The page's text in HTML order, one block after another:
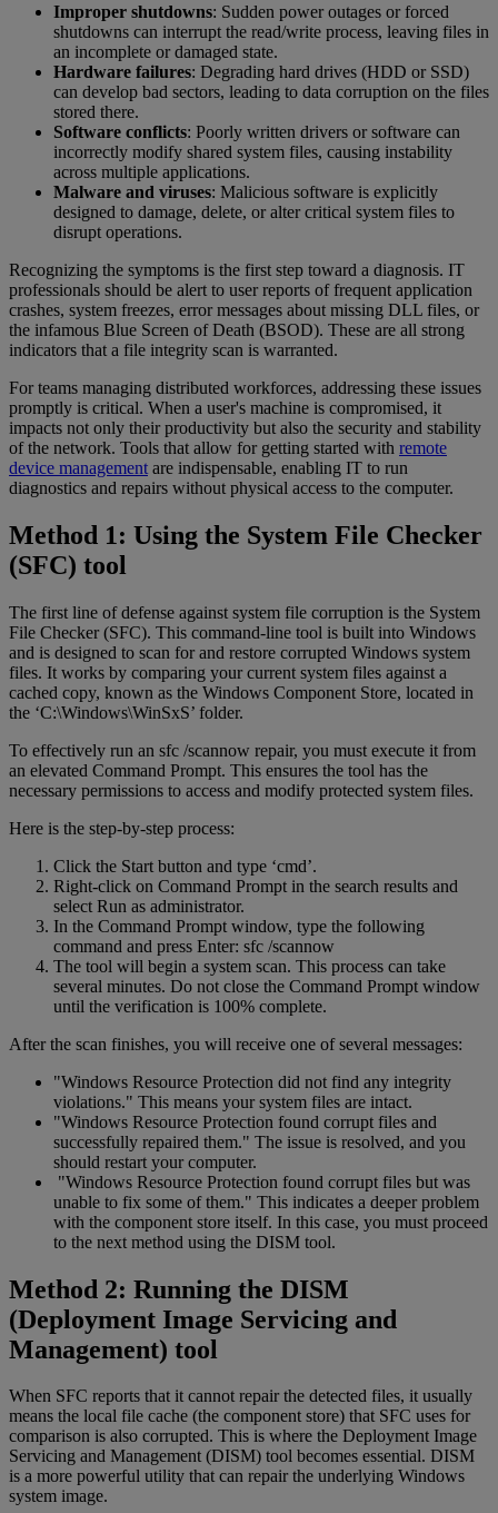
Improper shutdowns: Sudden power outages or forced
shutdowns can interrupt the read/write process, leaving files in
an incomplete or damaged state.
Hardware failures: Degrading hard drives (HDD or SSD)
can develop bad sectors, leading to data corruption on the files
stored there.
Software conflicts: Poorly written drivers or software can
incorrectly modify shared system files, causing instability
across multiple applications.
Malware and viruses: Malicious software is explicitly
designed to damage, delete, or alter critical system files to
disrupt operations.
Recognizing the symptoms is the first step toward a diagnosis. IT
professionals should be alert to user reports of frequent application
crashes, system freezes, error messages about missing DLL files, or
the infamous Blue Screen of Death (BSOD). These are all strong
indicators that a file integrity scan is warranted.
For teams managing distributed workforces, addressing these issues
promptly is critical. When a user's machine is compromised, it
impacts not only their productivity but also the security and stability
of the network. Tools that allow for getting started with remote
device management are indispensable, enabling IT to run
diagnostics and repairs without physical access to the computer.
Method 1: Using the System File Checker
(SFC) tool
The first line of defense against system file corruption is the System
File Checker (SFC). This command-line tool is built into Windows
and is designed to scan for and restore corrupted Windows system
files. It works by comparing your current system files against a
cached copy, known as the Windows Component Store, located in
the ‘C:\Windows\WinSxS’ folder.
To effectively run an sfc /scannow repair, you must execute it from
an elevated Command Prompt. This ensures the tool has the
necessary permissions to access and modify protected system files.
Here is the step-by-step process:
Click the Start button and type ‘cmd’.
Right-click on Command Prompt in the search results and
select Run as administrator.
In the Command Prompt window, type the following
command and press Enter: sfc /scannow
The tool will begin a system scan. This process can take
several minutes. Do not close the Command Prompt window
until the verification is 100% complete.
After the scan finishes, you will receive one of several messages:
"Windows Resource Protection did not find any integrity
violations." This means your system files are intact.
"Windows Resource Protection found corrupt files and
successfully repaired them." The issue is resolved, and you
should restart your computer.
"Windows Resource Protection found corrupt files but was
unable to fix some of them." This indicates a deeper problem
with the component store itself. In this case, you must proceed
to the next method using the DISM tool.
Method 2: Running the DISM
(Deployment Image Servicing and
Management) tool
When SFC reports that it cannot repair the detected files, it usually
means the local file cache (the component store) that SFC uses for
comparison is also corrupted. This is where the Deployment Image
Servicing and Management (DISM) tool becomes essential. DISM
is a more powerful utility that can repair the underlying Windows
system image.